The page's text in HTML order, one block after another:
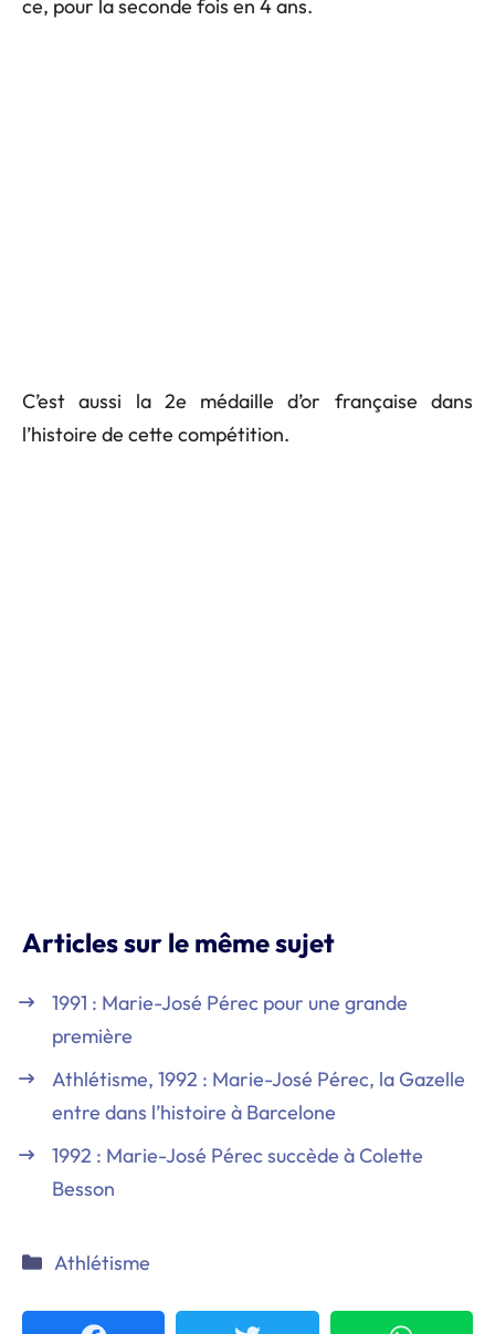
ce, pour la seconde fois en 4 ans.
C’est aussi la 2e médaille d’or française dans
l’histoire de cette compétition.
Articles sur le même sujet
1991 : Marie-José Pérec pour une grande
première
Athlétisme, 1992 : Marie-José Pérec, la Gazelle
entre dans l’histoire à Barcelone
1992 : Marie-José Pérec succède à Colette
Besson
Catégories
Athlétisme